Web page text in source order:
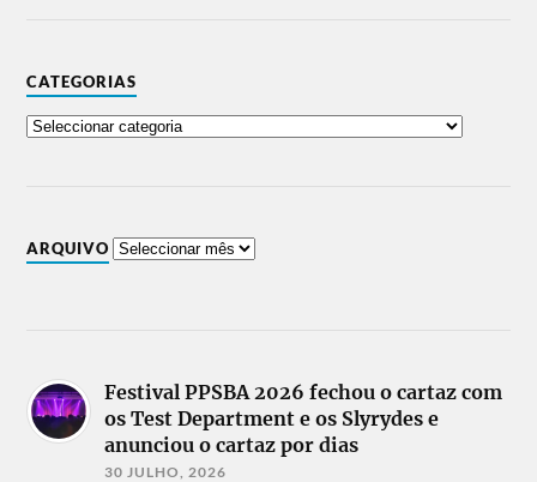
CATEGORIAS
ARQUIVO
Festival PPSBA 2026 fechou o cartaz com
os Test Department e os Slyrydes e
anunciou o cartaz por dias
30 JULHO, 2026